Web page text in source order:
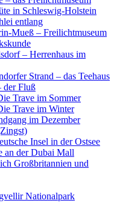
in Schleswig-Holstein
entlang
Mueß – Freilichtmuseum
– Herrenhaus im
Strand – das Teehaus
der Fluß
Trave im Sommer
Trave im Winter
im Dezember
Insel in der Ostsee
an der Dubai Mall
Großbritannien und
Nationalpark